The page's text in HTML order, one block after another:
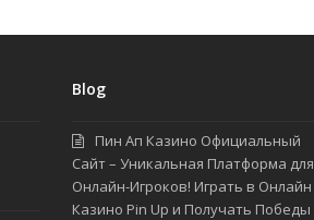
Blog
Пин Ап Казино Официальный
Сайт – Уникальная Платформа для
Онлайн-Игроков! Играть в Онлайн
Казино Pin Up и Получать Победы